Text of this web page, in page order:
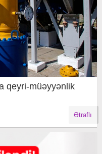
qeyri-müəyyənlik
Ətraflı